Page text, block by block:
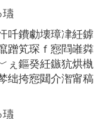
瓙
吀鐨勮壊璋冿紝鎼
蹭笂琛ｆ惌閰嶉粦
ぇ鏂癸紝鏃犺烘槸
绌挎惌閮介潪甯稿
瓙